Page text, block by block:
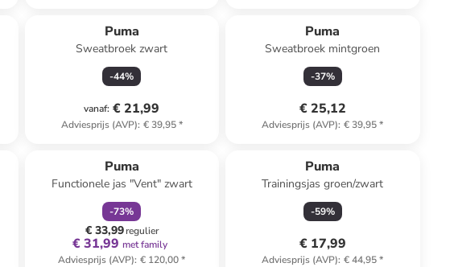
Puma
Sweatbroek zwart
-44%
vanaf: € 21,99
Adviesprijs (AVP): € 39,95*
Puma
Sweatbroek mintgroen
-37%
€ 25,12
Adviesprijs (AVP): € 39,95*
Puma
Functionele jas "Vent" zwart
-73%
€ 33,99regulier
€ 31,99 met family
Adviesprijs (AVP): € 120,00*
Puma
Trainingsjas groen/zwart
-59%
€ 17,99
Adviesprijs (AVP): € 44,95*